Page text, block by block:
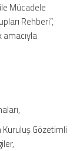
Mücadele
Rehberi”,
Gözetimli